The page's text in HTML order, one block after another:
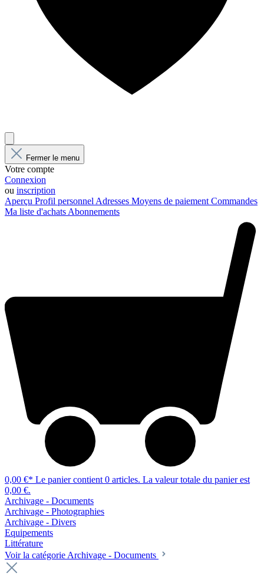
Fermer le menu
Votre compte
Connexion
ou inscription
Aperçu Profil personnel Adresses Moyens de paiement Commandes
Ma liste d'achats Abonnements
0,00 €* Le panier contient 0 articles. La valeur totale du panier est
0,00 €.
Archivage - Documents
Archivage - Photographies
Archivage - Divers
Equipements
Littérature
Voir la catégorie Archivage - Documents